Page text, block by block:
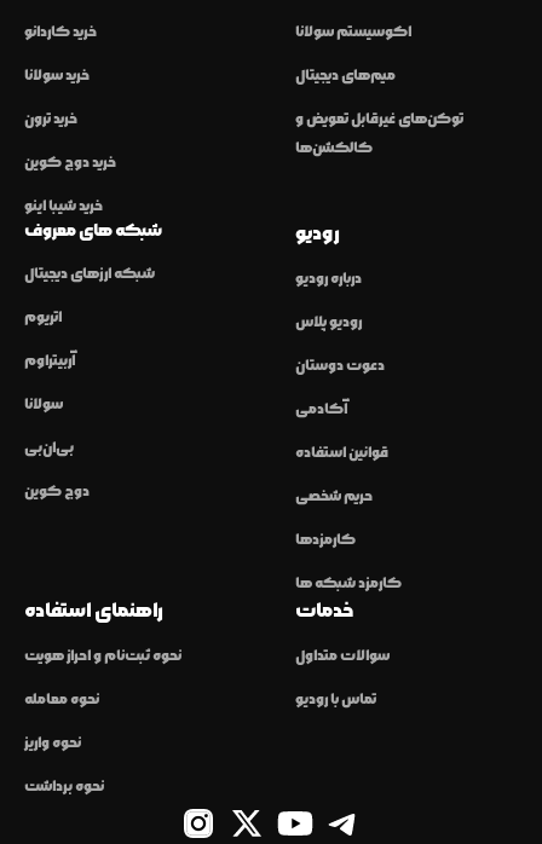
خرید کاردانو
خرید سولانا
خرید ترون
خرید دوج کوین
خرید شیبا اینو
اکوسیستم سولانا
میم‌های دیجیتال
توکن‌های غیرقابل تعویض و
کالکشن‌ها
شبکه های معروف
شبکه ارزهای دیجیتال
اتریوم
آربیتراوم
سولانا
بی‌ان‌بی
دوج کوین
رودیو
درباره رودیو
رودیو پلاس
دعوت دوستان
آکادمی
قوانین استفاده
حریم شخصی
کارمزدها
کارمزد شبکه ها
راهنمای استفاده
نحوه ثبت‌نام و احراز هویت
نحوه معامله
نحوه واریز
نحوه برداشت
خدمات
سوالات متداول
تماس با رودیو